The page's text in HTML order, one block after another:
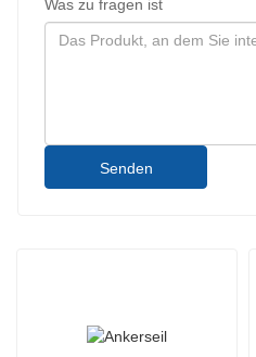
Was zu fragen ist
Senden